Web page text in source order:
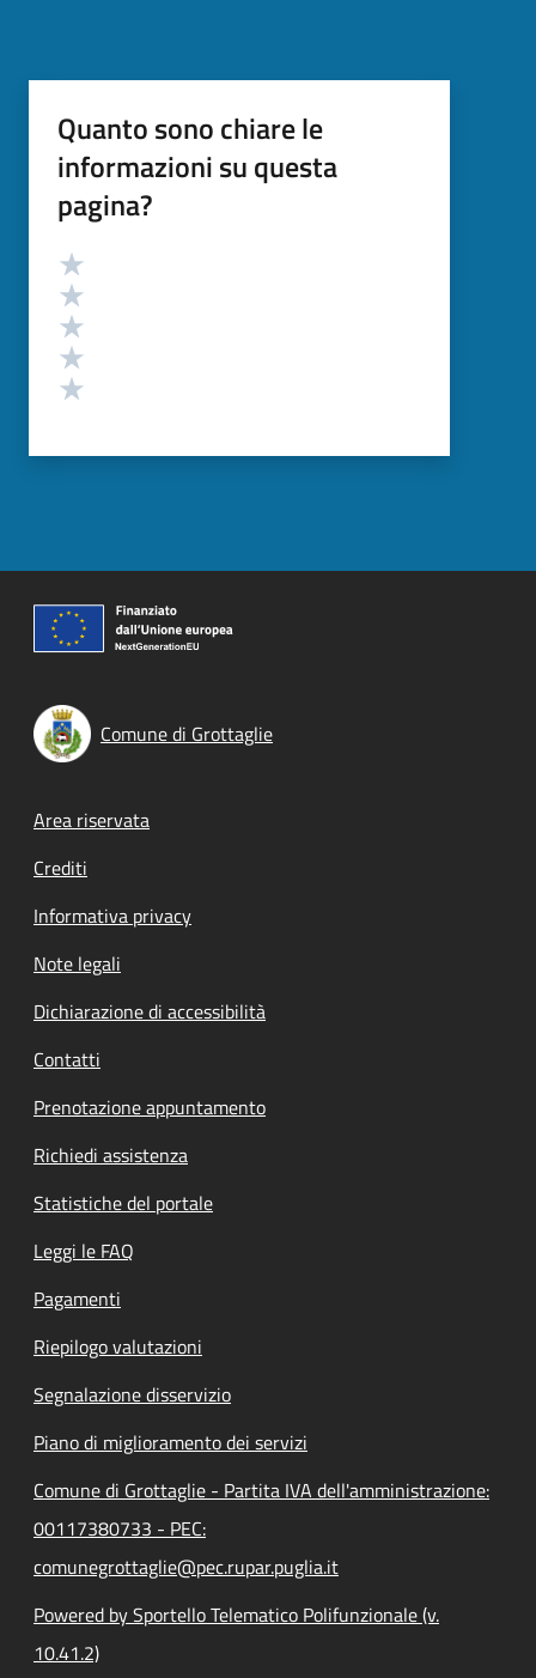
Quanto sono chiare le
informazioni su questa
pagina?
Valutazione
Comune di Grottaglie
Footer menu
Area riservata
Crediti
Informativa privacy
Note legali
Dichiarazione di accessibilità
Contatti
Prenotazione appuntamento
Richiedi assistenza
Statistiche del portale
Leggi le FAQ
Pagamenti
Riepilogo valutazioni
Segnalazione disservizio
Piano di miglioramento dei servizi
Comune di Grottaglie - Partita IVA dell'amministrazione:
00117380733 - PEC:
comunegrottaglie@pec.rupar.puglia.it
Powered by Sportello Telematico Polifunzionale (v.
10.41.2)